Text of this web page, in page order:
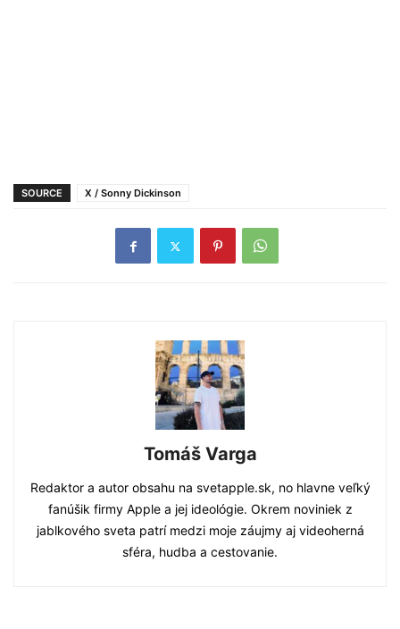
SOURCE X / Sonny Dickinson
Tomáš Varga
Redaktor a autor obsahu na svetapple.sk, no hlavne veľký
fanúšik firmy Apple a jej ideológie. Okrem noviniek z
jablkového sveta patrí medzi moje záujmy aj videoherná
sféra, hudba a cestovanie.